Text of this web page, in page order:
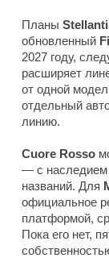
Планы
обновленный
2027 году,
расширяет
от одной
отдельный
линию.
Cuore Rosso
— с наследием
названий. Для
официальное
платформой,
Пока его нет,